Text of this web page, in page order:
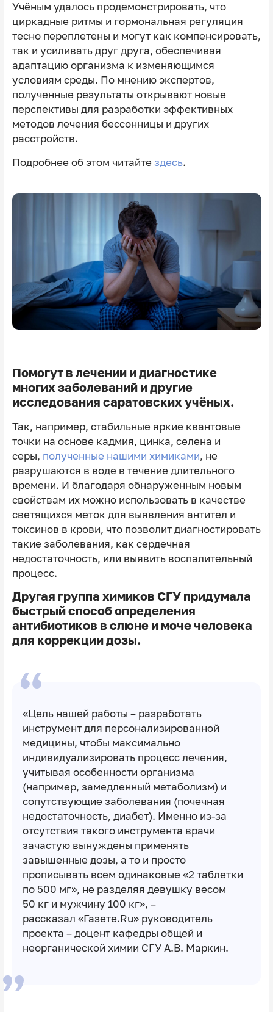
Учёным удалось продемонстрировать, что
циркадные ритмы и гормональная регуляция
тесно переплетены и могут как компенсировать,
так и усиливать друг друга, обеспечивая
адаптацию организма к изменяющимся
условиям среды. По мнению экспертов,
полученные результаты открывают новые
перспективы для разработки эффективных
методов лечения бессонницы и других
расстройств.
Подробнее об этом читайте здесь.
Помогут в лечении и диагностике
многих заболеваний и другие
исследования саратовских учёных.
Так, например, стабильные яркие квантовые
точки на основе кадмия, цинка, селена и
серы, полученные нашими химиками, не
разрушаются в воде в течение длительного
времени. И благодаря обнаруженным новым
свойствам их можно использовать в качестве
светящихся меток для выявления антител и
токсинов в крови, что позволит диагностировать
такие заболевания, как сердечная
недостаточность, или выявить воспалительный
процесс.
Другая группа химиков СГУ придумала
быстрый способ определения
антибиотиков в слюне и моче человека
для коррекции дозы.
«Цель нашей работы – разработать
инструмент для персонализированной
медицины, чтобы максимально
индивидуализировать процесс лечения,
учитывая особенности организма
(например, замедленный метаболизм) и
сопутствующие заболевания (почечная
недостаточность, диабет). Именно из-за
отсутствия такого инструмента врачи
зачастую вынуждены применять
завышенные дозы, а то и просто
прописывать всем одинаковые «2 таблетки
по 500 мг», не разделяя девушку весом
50 кг и мужчину 100 кг», –
рассказал «Газете.Ru»руководитель
проекта – доцент кафедры общей и
неорганической химии СГУ А.В. Маркин.